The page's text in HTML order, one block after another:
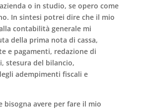
azienda o in studio, se opero come
In sintesi potrei dire che il mio
contabilità generale mi
della prima nota di cassa,
e pagamenti, redazione di
stesura del bilancio,
adempimenti fiscali e
bisogna avere per fare il mio